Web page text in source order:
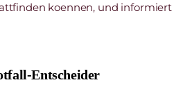
koennen, und informiert
Entscheider